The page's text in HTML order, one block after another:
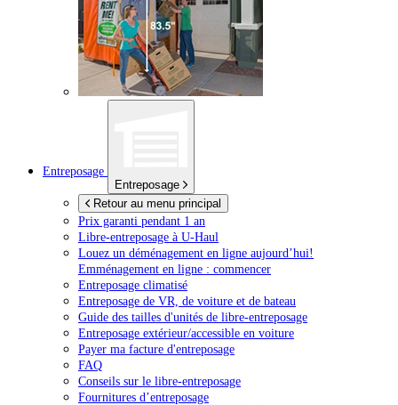
Entreposage
Entreposage
Retour au menu principal
Prix garanti pendant 1 an
Libre-entreposage à U-Haul
Louez un déménagement en ligne aujourd’hui!
Emménagement en ligne : commencer
Entreposage climatisé
Entreposage de VR, de voiture et de bateau
Guide des tailles d'unités de libre-entreposage
Entreposage extérieur/accessible en voiture
Payer ma facture d'entreposage
FAQ
Conseils sur le libre-entreposage
Fournitures d’entreposage